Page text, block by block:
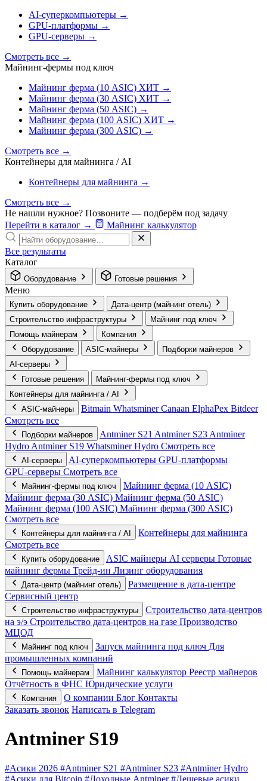
AI‑суперкомпьютеры →
GPU‑платформы →
GPU‑серверы →
Смотреть все →
Майнинг-фермы под ключ
Майнинг ферма (10 ASIC) ХИТ →
Майнинг ферма (30 ASIC) ХИТ →
Майнинг ферма (50 ASIC) →
Майнинг ферма (100 ASIC) ХИТ →
Майнинг ферма (300 ASIC) →
Смотреть все →
Контейнеры для майнинга / AI
Контейнеры для майнинга →
Смотреть все →
Не нашли нужное? Позвоните — подберём под задачу
Перейти в каталог → Майнинг калькулятор
Все результаты
Каталог
Оборудование Готовые решения
Меню
Купить оборудование
Дата-центр (майнинг отель)
Строительство инфраструктуры
Майнинг под ключ
Помощь майнерам
Компания
Оборудование
ASIC-майнеры
Подборки майнеров
AI‑серверы
Готовые решения
Майнинг-фермы под ключ
Контейнеры для майнинга / AI
ASIC-майнеры
Bitmain WhatsminerCanaan ElphaPex Bitdeer
Смотреть все
Подборки майнеров Antminer S21 Antminer S23 Antminer
Hydro Antminer S19 Whatsminer Hydro Смотреть все
AI‑серверы AI‑суперкомпьютеры GPU‑платформы
GPU‑серверы Смотреть все
Майнинг-фермы под ключ
Майнинг ферма (10 ASIC)
Майнинг ферма (30 ASIC) Майнинг ферма (50 ASIC)
Майнинг ферма (100 ASIC) Майнинг ферма (300 ASIC)
Смотреть все
Контейнеры для майнинга / AI
Контейнеры для майнинга
Смотреть все
Купить оборудование ASIC майнеры AI серверы Готовые
майнинг фермы Трейд-ин Лизинг оборудования
Дата-центр (майнинг отель)
Размещение в дата-центре
Сервисный центр
Строительство инфраструктуры
Строительство дата-центров
на э/э Строительство дата-центров на газе Производство
МЦОД
Майнинг под ключ Запуск майнинга под ключ Для
промышленных компаний
Помощь майнерам Майнинг калькулятор Реестр майнеров
Отчётность в ФНС Юридические услуги
Компания О компании Блог Контакты
Заказать звонок Написать в Telegram
Antminer S19
#Асики 2026 #Antminer S21 #Antminer S23 #Antminer Hydro
#Асики для Bitcoin #Доходные Antminer#Дешевые асики